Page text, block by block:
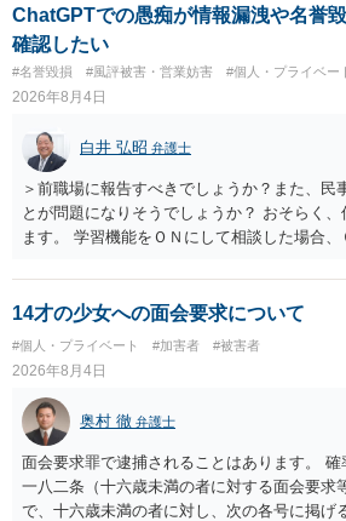
ても失敗する可能性が高いように思われます
合、相手に全ての弁護士費用を負担させるこ
訴訟外の交渉で相手方が認めれば負担させる
訴訟で判決となった場合は、実際の弁護士費
められない場合があり何ともいえないところ
ChatGPTでの愚痴が情報漏洩や名誉
確認したい
#名誉毀損 #風評被害・営業妨害 #個人・プライベー
2026年8月4日
白井 弘昭 弁護士
＞前職場に報告すべきでしょうか？また、民
とが問題になりそうでしょうか？ おそらく
ます。 学習機能をＯＮにして相談した場合
する可能性がありますが、個人名や会社名を
般論として抽象化されて回答に織り込まれる
せんので、その情報自体が、秘密情報に当
誉棄損として、個人や会社に対する誹謗中傷
当たるとも思われません。 もちろん、誰が
に入力したかも第三者にしられることはない
をせずに書き込んだことで（おそらく特定し
も）、相談者さんが刑事民事の責任に問われ
私見ながらご参考まで。
14才の少女への面会要求について
#個人・プライベート #加害者 #被害者
2026年8月4日
奥村 徹 弁護士
面会要求罪で逮捕されることはあります。
一八二条（十六歳未満の者に対する面会要
で、十六歳未満の者に対し、次の各号に掲げ